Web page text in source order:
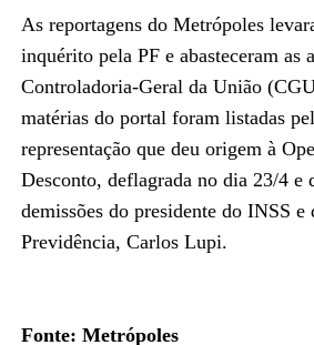
As reportagens do Metrópoles
inquérito pela PF e abasteceram as
Controladoria-Geral da União
matérias do portal foram listadas
representação que deu origem à
Desconto, deflagrada no dia 23/4 e
demissões do presidente do INSS
Previdência, Carlos Lupi.
Fonte: Metrópoles